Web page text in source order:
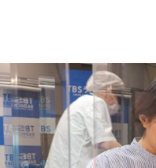
トピックス
TBS Podcast
お知らせ
イベント・グッズ
YouTube
会社情報